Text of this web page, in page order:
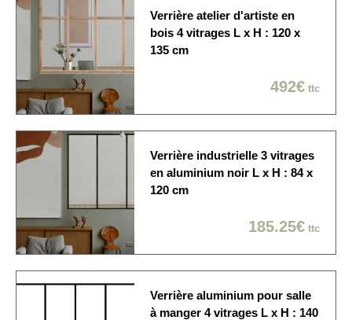
votre choix
Verrière atelier d'artiste en
bois 4 vitrages L x H : 120 x
135 cm
492€ ttc
Verrière industrielle 3 vitrages
en aluminium noir L x H : 84 x
120 cm
185.25€ ttc
Verrière aluminium pour salle
à manger 4 vitrages L x H : 140